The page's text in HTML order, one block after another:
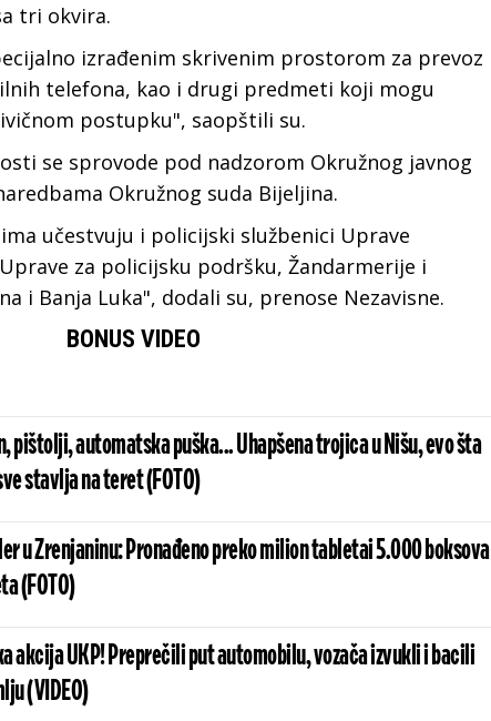
tri okvira.
izrađenim skrivenim prostorom za prevoz
telefona, kao i drugi predmeti koji mogu
postupku", saopštili su.
se sprovode pod nadzorom Okružnog javnog
Okružnog suda Bijeljina.
učestvuju i policijski službenici Uprave
za policijsku podršku, Žandarmerije i
i Banja Luka", dodali su, prenose Nezavisne.
BONUS VIDEO
pištolji, automatska puška... Uhapšena trojica u Nišu, evo šta
stavlja na teret (FOTO)
u Zrenjaninu: Pronađeno preko milion tabletai 5.000 boksova
(FOTO)
akcija UKP! Preprečili put automobilu, vozača izvukli i bacili
(VIDEO)